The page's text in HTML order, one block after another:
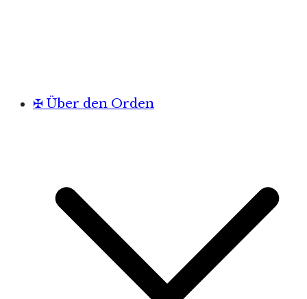
✠ Über den Orden